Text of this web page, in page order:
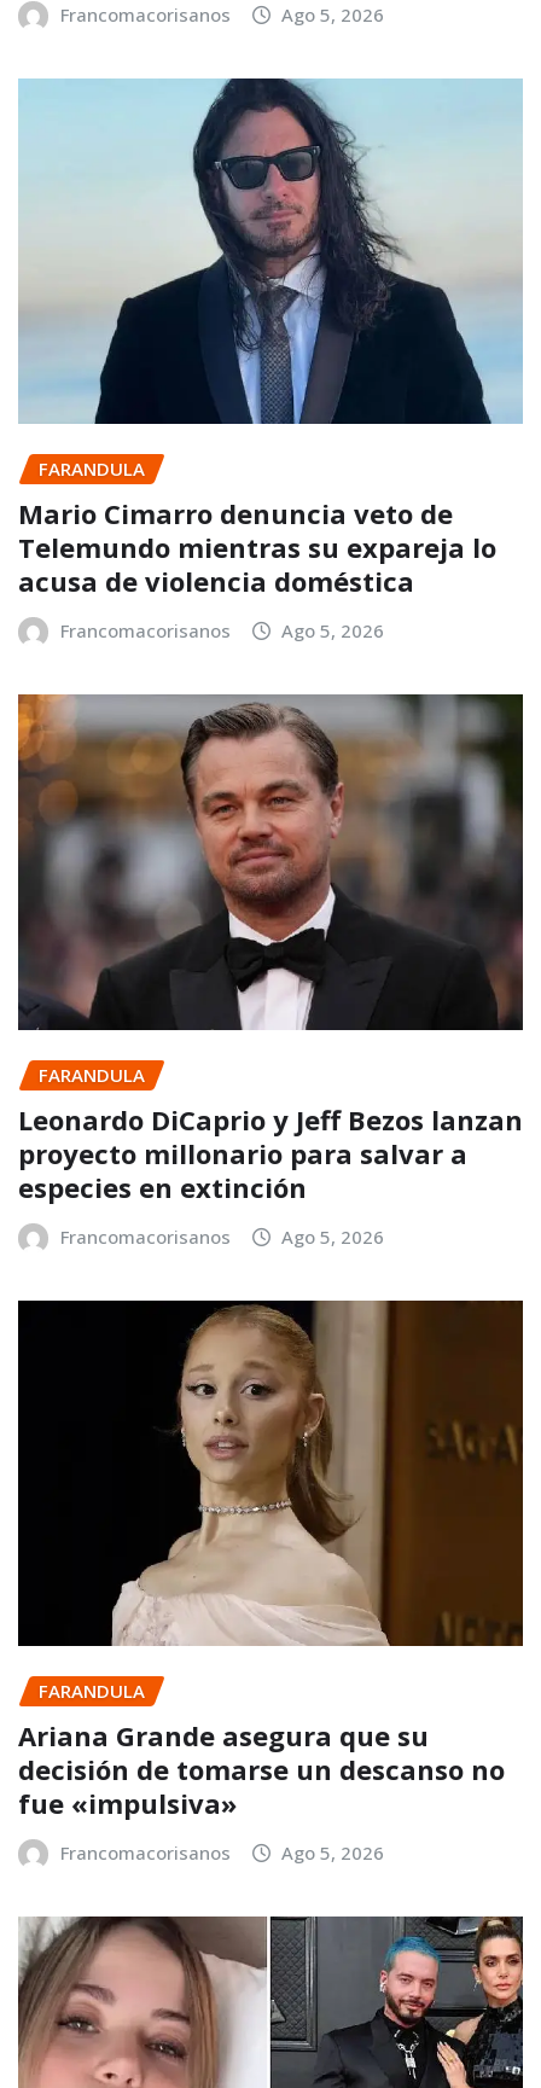
Francomacorisanos Ago 5, 2026
FARANDULA
Mario Cimarro denuncia veto de
Telemundo mientras su expareja lo
acusa de violencia doméstica
Francomacorisanos Ago 5, 2026
FARANDULA
Leonardo DiCaprio y Jeff Bezos lanzan
proyecto millonario para salvar a
especies en extinción
Francomacorisanos Ago 5, 2026
FARANDULA
Ariana Grande asegura que su
decisión de tomarse un descanso no
fue «impulsiva»
Francomacorisanos Ago 5, 2026